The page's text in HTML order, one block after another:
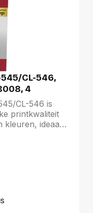
CL-546,
4
CL-546 is
printkwaliteit
kleuren, ideaal
PIXMA-
het OEM-
kleuren,
foto's altijd
zowel